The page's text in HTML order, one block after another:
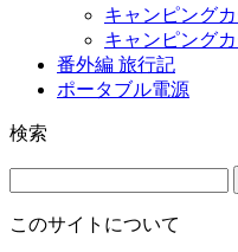
キャンピング
キャンピング
番外編 旅行記
ポータブル電源
検索
このサイトについて